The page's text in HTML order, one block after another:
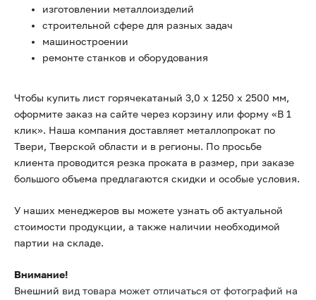
изготовлении металлоизделий
строительной сфере для разных задач
машиностроении
ремонте станков и оборудования
Чтобы купить лист горячекатаный 3,0 х 1250 х 2500 мм,
оформите заказ на сайте через корзину или форму «В 1
клик». Наша компания доставляет металлопрокат по
Твери, Тверской области и в регионы. По просьбе
клиента проводится резка проката в размер, при заказе
большого объема предлагаются скидки и особые условия.
У наших менеджеров вы можете узнать об актуальной
стоимости продукции, а также наличии необходимой
партии на складе.
Внимание!
Внешний вид товара может отличаться от фотографий на